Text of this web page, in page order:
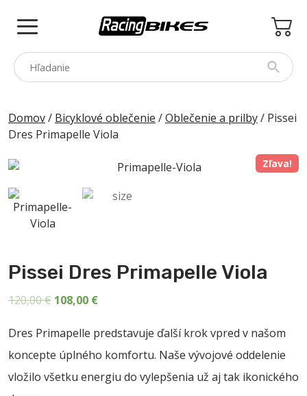
PINARELLO
SPEZZOTTO
PRINCETON
ZNAČKY
Domov/ Bicyklové oblečenie /Oblečenie a prilby/ Pissei
Dres Primapelle Viola
Zľava!
Pissei Dres Primapelle Viola
120,00€ Pôvodná
bola:
120,00 €.
108,00 €Aktuálna
Dres Primapelle predstavuje ďalší krok vpred v našom
koncepte úplného komfortu. Naše vývojové oddelenie
vložilo všetku energiu do vylepšenia už aj tak ikonického